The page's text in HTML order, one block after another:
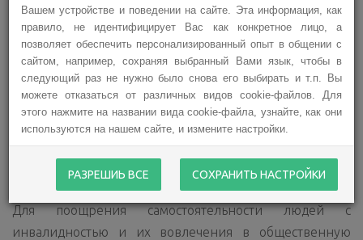
Детям, воспринимающим окружающий мир на уровне
ощущений, очень важно научиться жить в нем
самостоятельно. Они, как и все, желают, чтобы мечты
сбывались, хотят учиться вместе со здоровыми детьми,
кататься на лошади, плавать на яхте и делать
захватывающую работу. Они тоже хотят быть
лидерами и победителями.
Для поощрения самостоятельности людей с
инвалидностью и их вовлечения в общественную
Вашем устройстве и поведении на сайте. Эта информация, как
правило, не идентифицирует Вас как конкретное лицо, а
позволяет обеспечить персонализированный опыт в общении с
сайтом, например, сохраняя выбранный Вами язык, чтобы в
следующий раз не нужно было снова его выбирать и т.п. Вы
можете отказаться от различных видов cookie-файлов. Для
этого нажмите на названии вида cookie-файла, узнайте, как они
используются на нашем сайте, и измените настройки.
РАЗРЕШИЬ ВСЕ СОХРАНИТЬ НАСТРОЙКИ